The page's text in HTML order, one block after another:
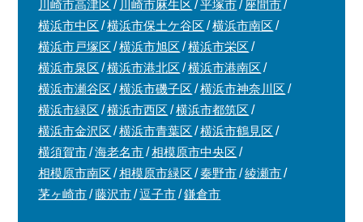
川崎市高津区
川崎市麻生区 平塚市
座間市
横浜市中区
横浜市保土ケ谷区
横浜市南区
横浜市戸塚区
横浜市旭区
横浜市栄区
横浜市泉区
横浜市港北区
横浜市港南区
横浜市瀬谷区
横浜市磯子区
横浜市神奈川区
横浜市緑区
横浜市西区
横浜市都筑区
横浜市金沢区
横浜市青葉区
横浜市鶴見区
横須賀市
海老名市
相模原市中央区
相模原市南区
相模原市緑区 秦野市
綾瀬市
茅ヶ崎市
藤沢市 逗子市 鎌倉市